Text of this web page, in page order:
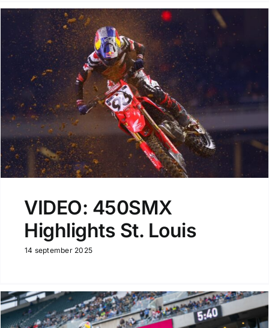
VIDEO: 450SMX
Highlights St. Louis
14 september 2025